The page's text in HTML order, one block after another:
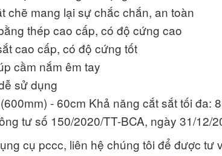
chẽ mang lại sự chắc chắn, an toàn
thép cao cấp, có độ cứng cao
cao cấp, có độ cứng tốt
cầm nắm êm tay
sử dụng
- 60cm Khả năng cắt sắt tối đa:
tư số 150/2020/TT-BCA, ngày 31/12/
cụ pccc, liên hệ chúng tôi để được tư